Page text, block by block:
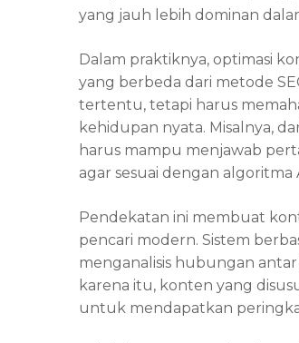
yang jauh lebih dominan
Dalam praktiknya, optimasi
yang berbeda dari metode
tertentu, tetapi harus
kehidupan nyata. Misalnya,
harus mampu menjawab
agar sesuai dengan algoritma
Pendekatan ini membuat
pencari modern. Sistem
menganalisis hubungan
karena itu, konten yang
untuk mendapatkan